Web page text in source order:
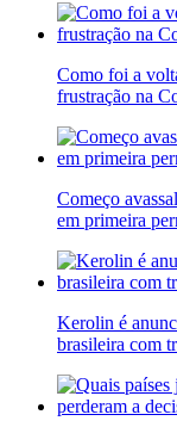
Como foi a
frustração na
Começo
em primeira
Kerolin é
brasileira com